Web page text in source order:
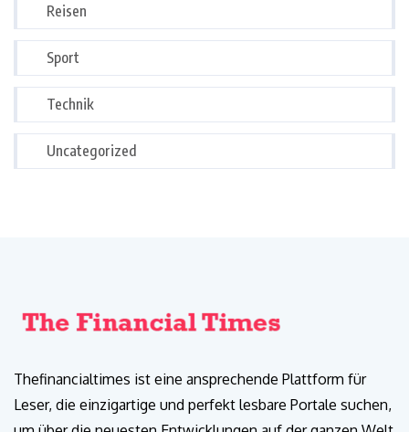
Reisen
Sport
Technik
Uncategorized
Thefinancialtimes ist eine ansprechende Plattform für
Leser, die einzigartige und perfekt lesbare Portale suchen,